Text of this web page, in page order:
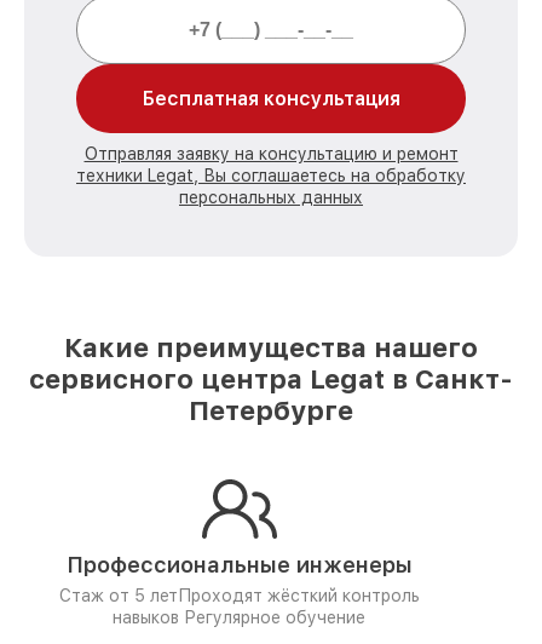
Бесплатная консультация
Отправляя заявку на консультацию и ремонт
техники Legat, Вы соглашаетесь на обработку
персональных данных
Какие преимущества нашего
сервисного центра Legat в Санкт-
Петербурге
Профессиональные инженеры
Стаж от 5 лет Проходят жёсткий контроль
навыков Регулярное обучение